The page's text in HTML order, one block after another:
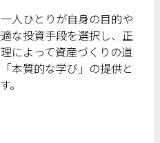
人ひとりが自身の目的や
な投資手段を選択し、正
によって資産づくりの道
本質的な学び」の提供と
。